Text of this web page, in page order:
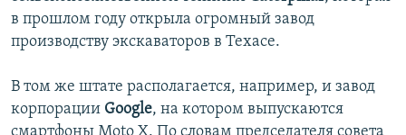
в прошлом году открыла огромный завод
производству экскаваторов в Техасе.
В том же штате располагается, например, и завод
корпорации Google, на котором выпускаются